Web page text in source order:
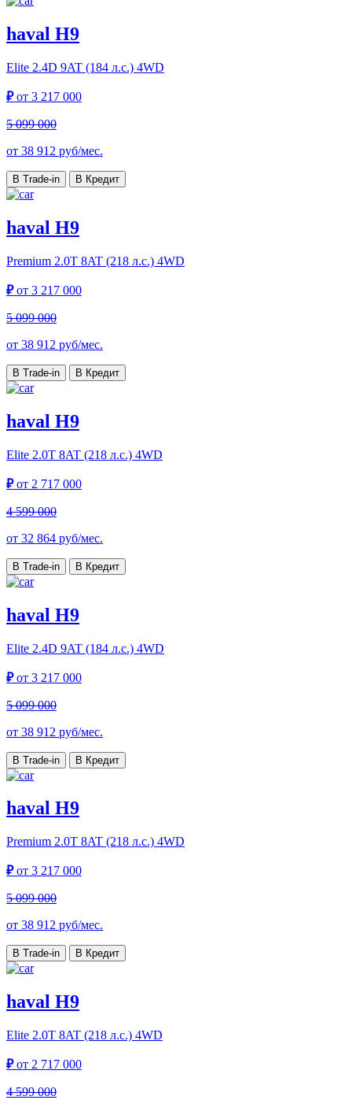
haval H9
Elite 2.4D 9AT (184 л.с.) 4WD
₽от 3 217 000
5 099 000
от 38 912 руб/мес.
В Trade-in В Кредит
haval H9
Premium 2.0T 8AT (218 л.с.) 4WD
₽от 3 217 000
5 099 000
от 38 912 руб/мес.
В Trade-in В Кредит
haval H9
Elite 2.0T 8AT (218 л.с.) 4WD
₽от 2 717 000
4 599 000
от 32 864 руб/мес.
В Trade-in В Кредит
haval H9
Elite 2.4D 9AT (184 л.с.) 4WD
₽от 3 217 000
5 099 000
от 38 912 руб/мес.
В Trade-in В Кредит
haval H9
Premium 2.0T 8AT (218 л.с.) 4WD
₽от 3 217 000
5 099 000
от 38 912 руб/мес.
В Trade-in В Кредит
haval H9
Elite 2.0T 8AT (218 л.с.) 4WD
₽от 2 717 000
4 599 000